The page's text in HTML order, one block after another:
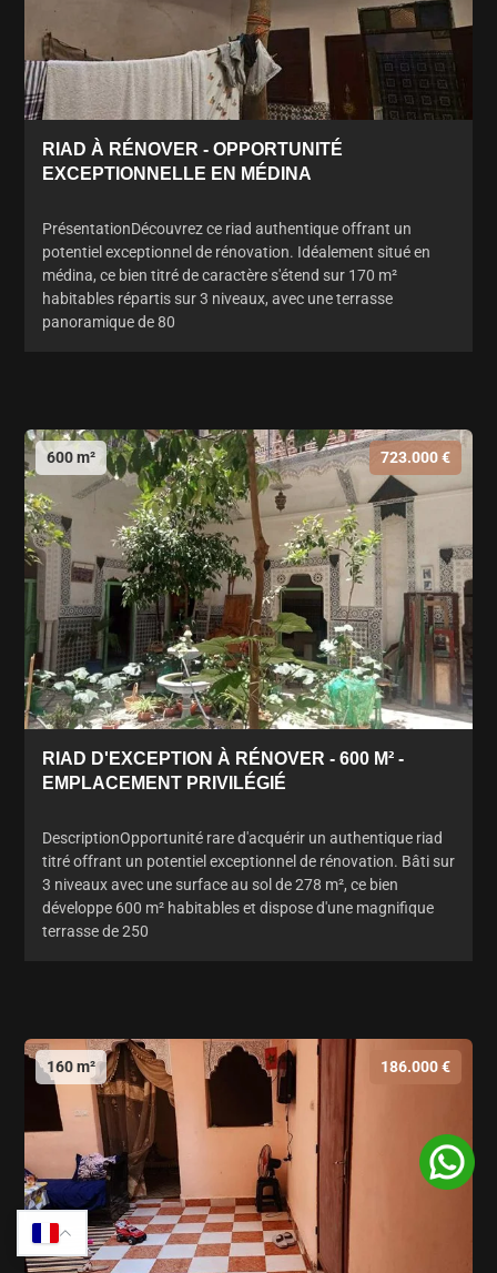
RIAD À RÉNOVER - OPPORTUNITÉ
EXCEPTIONNELLE EN MÉDINA
PrésentationDécouvrez ce riad authentique offrant un
potentiel exceptionnel de rénovation. Idéalement situé en
médina, ce bien titré de caractère s'étend sur 170 m²
habitables répartis sur 3 niveaux, avec une terrasse
panoramique de 80
600 m² 723.000 €
RIAD D'EXCEPTION À RÉNOVER - 600 M² -
EMPLACEMENT PRIVILÉGIÉ
DescriptionOpportunité rare d'acquérir un authentique riad
titré offrant un potentiel exceptionnel de rénovation. Bâti sur
3 niveaux avec une surface au sol de 278 m², ce bien
développe 600 m² habitables et dispose d'une magnifique
terrasse de 250
160 m² 186.000 €